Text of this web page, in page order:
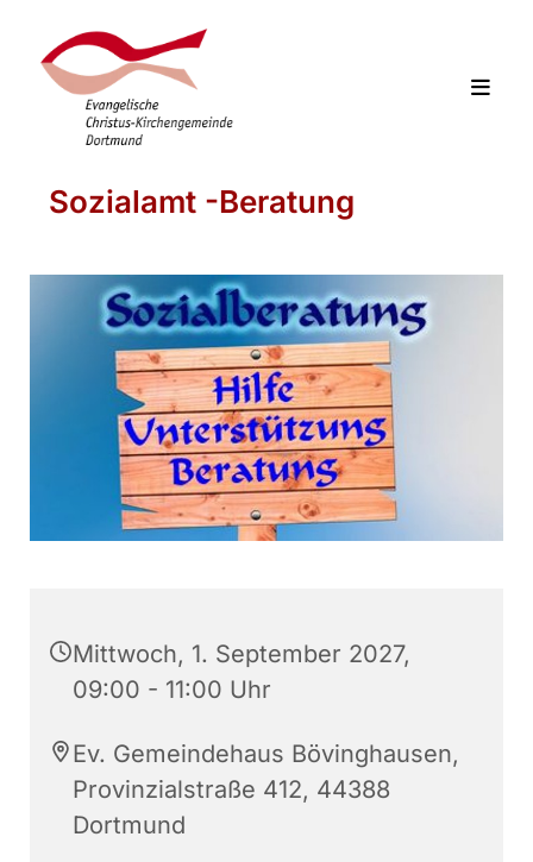
Sozialamt -Beratung
Mittwoch, 1. September 2027,
09:00 - 11:00 Uhr
Ev. Gemeindehaus Bövinghausen,
Provinzialstraße 412, 44388
Dortmund